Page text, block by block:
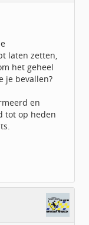
laten zetten,
het geheel
je bevallen?
en
tot op heden